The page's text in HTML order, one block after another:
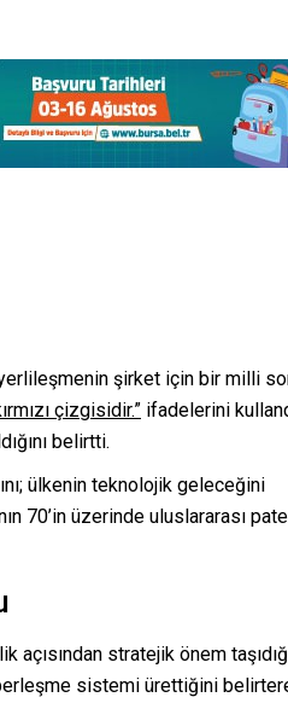
şirket için bir milli
çizgisidir.” ifadelerini
belirtti.
ülkenin teknolojik geleceğini
70’in üzerinde uluslararası
stratejik önem
sistemi ürettiğini